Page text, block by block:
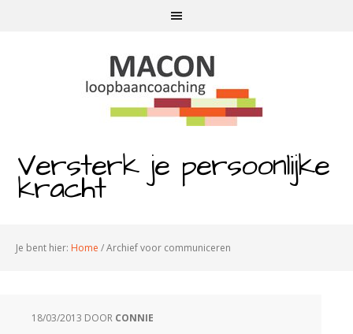
Versterk je persoonlijke
kracht
Je bent hier: Home /Archief voor communiceren
18/03/2013 DOOR CONNIE